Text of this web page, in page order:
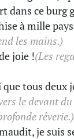
dans ce burg
à mille
les mains.)
joie !(Les
tous deux
le devant
rêverie.)
je suis